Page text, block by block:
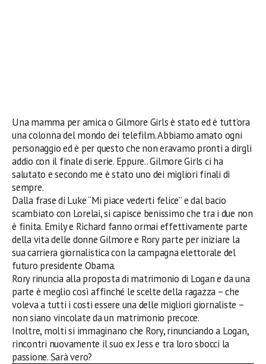
Una mamma per amica o Gilmore Girls è stato ed è tutt’ora
una colonna del mondo dei telefilm. Abbiamo amato ogni
personaggio ed è per questo che non eravamo pronti a dirgli
addio con il finale di serie. Eppure.. Gilmore Girls ci ha
salutato e secondo me è stato uno dei migliori finali di
sempre.
Dalla frase di Luke “Mi piace vederti felice” e dal bacio
scambiato con Lorelai, si capisce benissimo che tra i due non
è finita. Emily e Richard fanno ormai effettivamente parte
della vita delle donne Gilmore e Rory parte per iniziare la
sua carriera giornalistica con la campagna elettorale del
futuro presidente Obama.
Rory rinuncia alla proposta di matrimonio di Logan e da una
parte è meglio così affinché le scelte della ragazza – che
voleva a tutti i costi essere una delle migliori giornaliste –
non siano vincolate da un matrimonio precoce.
Inoltre, molti si immaginano che Rory, rinunciando a Logan,
rincontri nuovamente il suo ex Jess e tra loro sbocci la
passione. Sarà vero?